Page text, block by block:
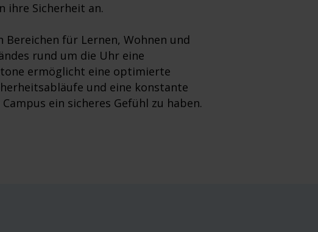
ihre Sicherheit an.
für Lernen, Wohnen und
rund um die Uhr eine
ermöglicht eine optimierte
und eine konstante
ein sicheres Gefühl zu haben.